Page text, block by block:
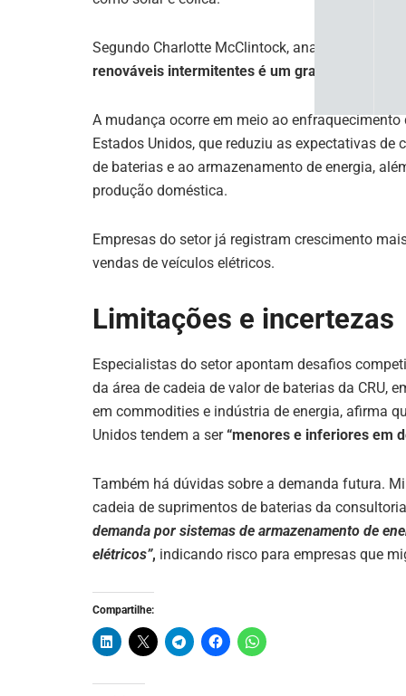
Segundo Charlotte McClintock, analista da
renováveis intermitentes é um grande valor do
A mudança ocorre em meio ao
Estados Unidos, que reduziu as expectativas
de baterias e ao armazenamento de energia,
produção doméstica.
Empresas do setor já registram crescimento
vendas de veículos elétricos.
Limitações e incertezas
Especialistas do setor apontam desafios
da área de cadeia de valor de baterias da CRU,
em commodities e indústria de energia, afirma
Unidos tendem a ser“menores e inferiores em
Também há dúvidas sobre a demanda futura.
cadeia de suprimentos de baterias da
demanda por sistemas de armazenamento de
elétricos”, indicando risco para empresas que
Compartilhe: